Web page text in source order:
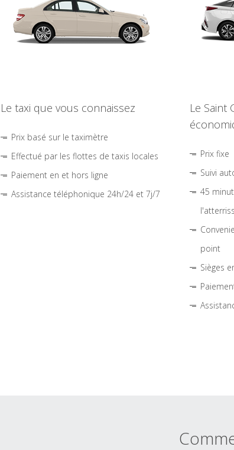
Le taxi que vous connaissez
Prix basé sur le taximètre
Effectué par les flottes de taxis locales
Paiement en et hors ligne
Assistance téléphonique 24h/24 et 7j/7
Le Saint
Prix fixe
Suivi
45
point
Sièges